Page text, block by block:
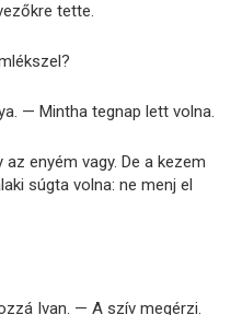
tette.
— Mintha tegnap lett volna.
enyém vagy. De a kezem
súgta volna: ne menj el
Ivan. — A szív megérzi.